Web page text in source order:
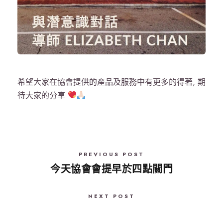
希望大家在協會提供的產品及服務中有更多的得著, 期
待大家的分享
PREVIOUS POST
今天協會會提早於四點關門
NEXT POST